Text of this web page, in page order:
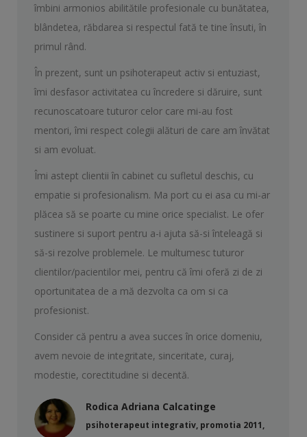
îmbini armonios abilitătile profesionale cu bunătatea,
blândetea, răbdarea si respectul fată te tine însuti, în
primul rând.
În prezent, sunt un psihoterapeut activ si entuziast,
îmi desfasor activitatea cu încredere si dăruire, sunt
recunoscatoare tuturor celor care mi-au fost
mentori, îmi respect colegii alături de care am învătat
si am evoluat.
Îmi astept clientii în cabinet cu sufletul deschis, cu
empatie si profesionalism. Ma port cu ei asa cu mi-ar
plăcea să se poarte cu mine orice specialist. Le ofer
sustinere si suport pentru a-i ajuta să-si înteleagă si
să-si rezolve problemele. Le multumesc tuturor
clientilor/pacientilor mei, pentru că îmi oferă zi de zi
oportunitatea de a mă dezvolta ca om si ca
profesionist.
Consider că pentru a avea succes în orice domeniu,
avem nevoie de integritate, sinceritate, curaj,
modestie, corectitudine si decentă.
Rodica Adriana Calcatinge
psihoterapeut integrativ, promotia 2011,